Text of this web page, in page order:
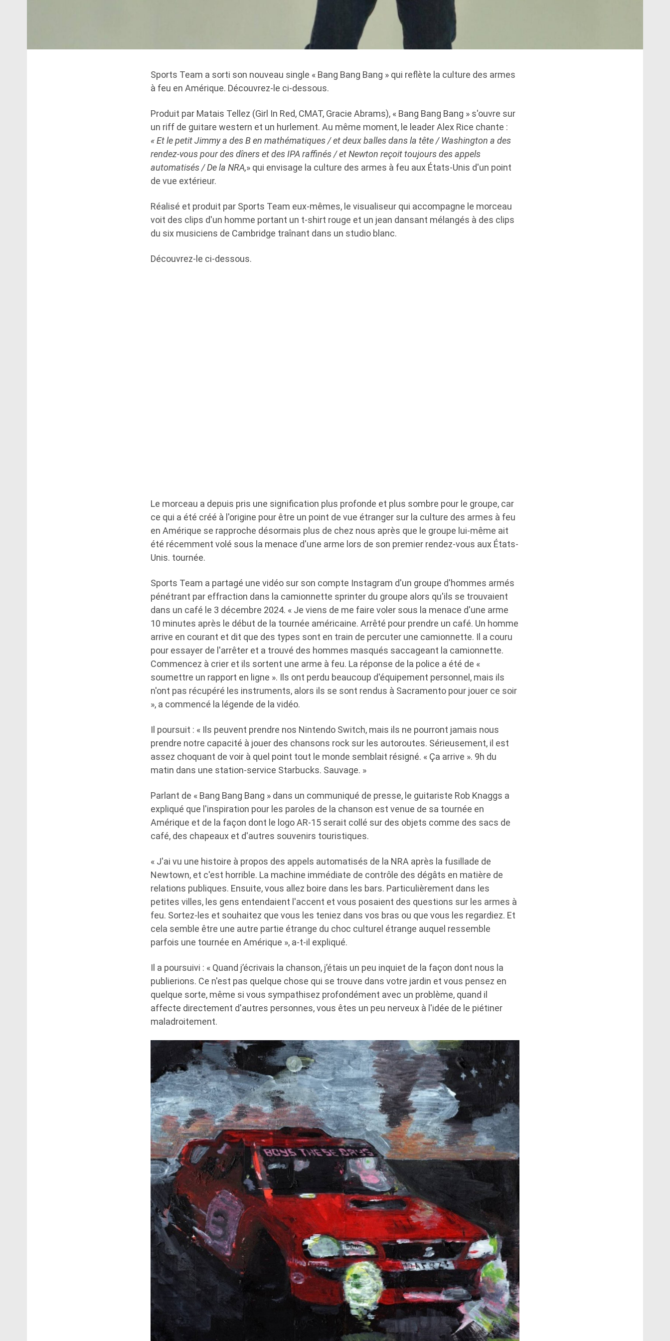
Sports Team a sorti son nouveau single « Bang Bang Bang » qui reflète la culture des armes
à feu en Amérique. Découvrez-le ci-dessous.
Produit par Matais Tellez (Girl In Red, CMAT, Gracie Abrams), « Bang Bang Bang » s'ouvre sur
un riff de guitare western et un hurlement. Au même moment, le leader Alex Rice chante :
« Et le petit Jimmy a des B en mathématiques / et deux balles dans la tête / Washington a des
rendez-vous pour des dîners et des IPA raffinés / et Newton reçoit toujours des appels
automatisés / De la NRA,» qui envisage la culture des armes à feu aux États-Unis d'un point
de vue extérieur.
Réalisé et produit par Sports Team eux-mêmes, le visualiseur qui accompagne le morceau
voit des clips d'un homme portant un t-shirt rouge et un jean dansant mélangés à des clips
du six musiciens de Cambridge traînant dans un studio blanc.
Découvrez-le ci-dessous.
Le morceau a depuis pris une signification plus profonde et plus sombre pour le groupe, car
ce qui a été créé à l'origine pour être un point de vue étranger sur la culture des armes à feu
en Amérique se rapproche désormais plus de chez nous après que le groupe lui-même ait
été récemment volé sous la menace d'une arme lors de son premier rendez-vous aux États-
Unis. tournée.
Sports Team a partagé une vidéo sur son compte Instagram d'un groupe d'hommes armés
pénétrant par effraction dans la camionnette sprinter du groupe alors qu'ils se trouvaient
dans un café le 3 décembre 2024. « Je viens de me faire voler sous la menace d'une arme
10 minutes après le début de la tournée américaine. Arrêté pour prendre un café. Un homme
arrive en courant et dit que des types sont en train de percuter une camionnette. Il a couru
pour essayer de l'arrêter et a trouvé des hommes masqués saccageant la camionnette.
Commencez à crier et ils sortent une arme à feu. La réponse de la police a été de «
soumettre un rapport en ligne ». Ils ont perdu beaucoup d'équipement personnel, mais ils
n'ont pas récupéré les instruments, alors ils se sont rendus à Sacramento pour jouer ce soir
», a commencé la légende de la vidéo.
Il poursuit : « Ils peuvent prendre nos Nintendo Switch, mais ils ne pourront jamais nous
prendre notre capacité à jouer des chansons rock sur les autoroutes. Sérieusement, il est
assez choquant de voir à quel point tout le monde semblait résigné. « Ça arrive ». 9h du
matin dans une station-service Starbucks. Sauvage. »
Parlant de « Bang Bang Bang » dans un communiqué de presse, le guitariste Rob Knaggs a
expliqué que l'inspiration pour les paroles de la chanson est venue de sa tournée en
Amérique et de la façon dont le logo AR-15 serait collé sur des objets comme des sacs de
café, des chapeaux et d'autres souvenirs touristiques.
« J'ai vu une histoire à propos des appels automatisés de la NRA après la fusillade de
Newtown, et c'est horrible. La machine immédiate de contrôle des dégâts en matière de
relations publiques. Ensuite, vous allez boire dans les bars. Particulièrement dans les
petites villes, les gens entendaient l'accent et vous posaient des questions sur les armes à
feu. Sortez-les et souhaitez que vous les teniez dans vos bras ou que vous les regardiez. Et
cela semble être une autre partie étrange du choc culturel étrange auquel ressemble
parfois une tournée en Amérique », a-t-il expliqué.
Il a poursuivi : « Quand j’écrivais la chanson, j’étais un peu inquiet de la façon dont nous la
publierions. Ce n'est pas quelque chose qui se trouve dans votre jardin et vous pensez en
quelque sorte, même si vous sympathisez profondément avec un problème, quand il
affecte directement d'autres personnes, vous êtes un peu nerveux à l'idée de le piétiner
maladroitement.